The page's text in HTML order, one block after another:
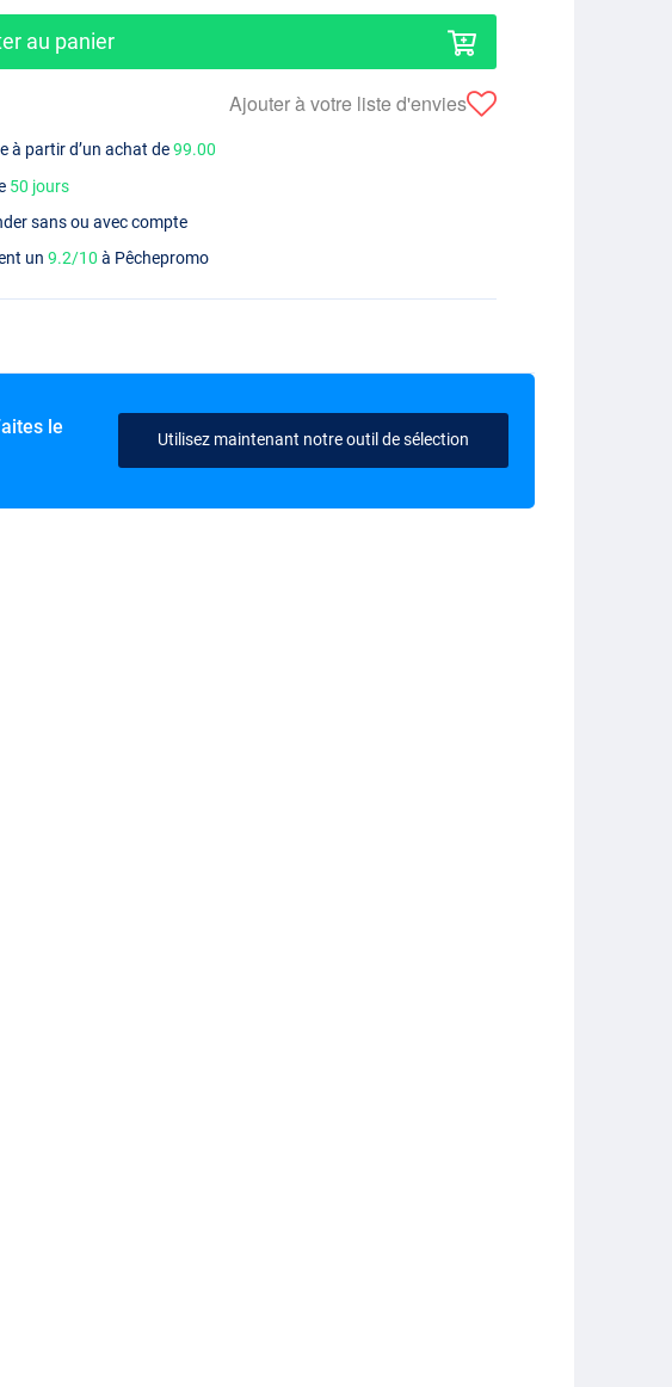
au panier
Ajouter à votre liste d'envies
à partir d’un achat de99.00
50 jours
sans ou avec compte
un9.2/10 à Pêchepromo
le
Utilisez maintenant notre outil de sélection